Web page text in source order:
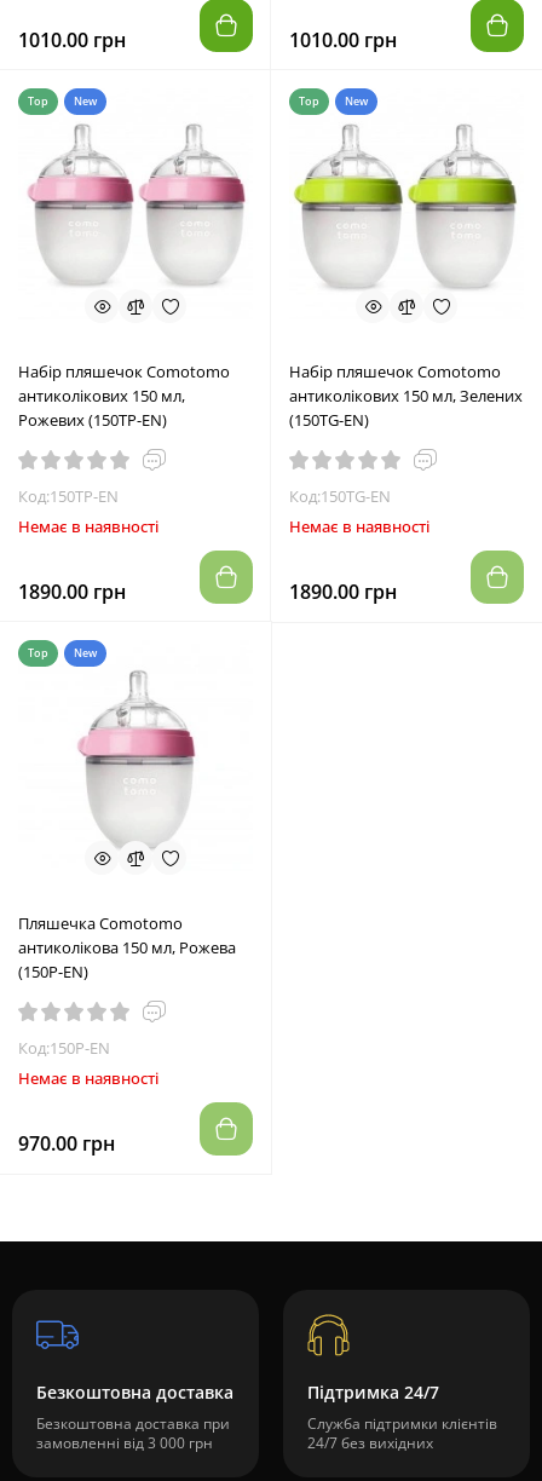
1010.00 грн 1010.00 грн
Top New
Набір пляшечок Comotomo
антиколікових 150 мл,
Рожевих (150TP-EN)
Код:150TP-EN
Немає в наявності
1890.00 грн
Top New
Набір пляшечок Comotomo
антиколікових 150 мл, Зелених
(150TG-EN)
Код:150TG-EN
Немає в наявності
1890.00 грн
Top New
Пляшечка Comotomo
антиколікова 150 мл, Рожева
(150P-EN)
Код:150P-EN
Немає в наявності
970.00 грн
Безкоштовна доставка
Безкоштовна доставка при
замовленні від 3 000 грн
Підтримка 24/7
Служба підтримки клієнтів
24/7 без вихідних